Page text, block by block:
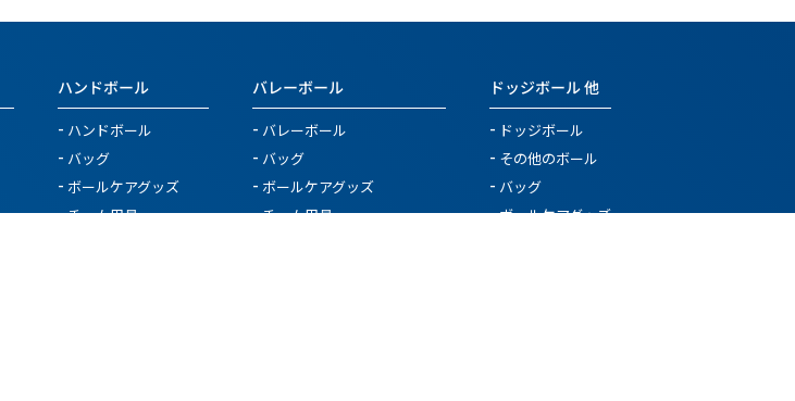
ハンドボール
ハンドボール
バッグ
ボールケアグッズ
チーム用具
バレーボール
バレーボール
バッグ
ボールケアグッズ
チーム用具
ドッジボール 他
ドッジボール
その他のボール
バッグ
ボールケアグッズ